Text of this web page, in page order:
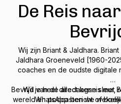
De Reis
Wij zijn Briant & Jaldhara.
Jaldhara Groeneveld [1960-
coaches en de oudste digitale
Bevrijd van de alledaagse sleur,
wereld en podcasten we
Wil je heel direct kennis met
WhatsApp bericht of